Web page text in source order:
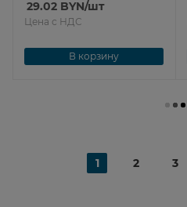
29.02 BYN/шт
Цена с НДС
В корзину
1 2 3